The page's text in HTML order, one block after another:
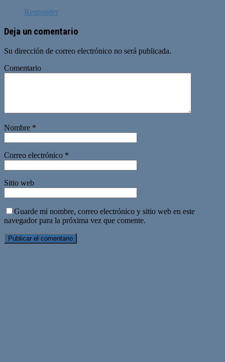
Responder
Deja un comentario
Su dirección de correo electrónico no será publicada.
Comentario
Nombre *
Correo electrónico *
Sitio web
Guarde mi nombre, correo electrónico y sitio web en este
navegador para la próxima vez que comente.